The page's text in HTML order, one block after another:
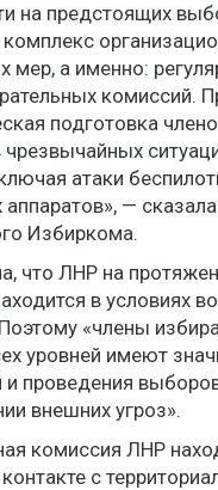
на предстоящих
комплекс
мер, а именно:
комиссий.
подготовка
атаки
аппаратов», —
Избиркома.
что ЛНР на
в условиях
«члены
уровней имеют
и проведения
внешних угроз».
комиссия ЛНР
с